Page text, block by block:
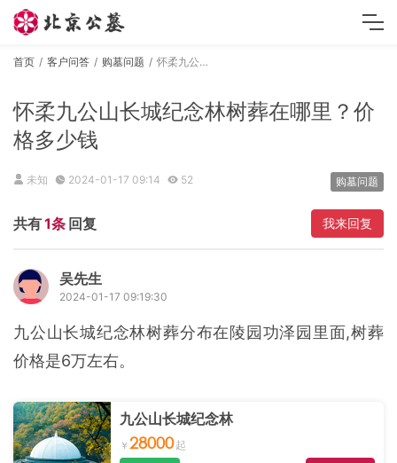
首页 客户问答 购墓问题 怀柔九公山长城纪念林树葬在哪里？价格多少钱
怀柔九公山长城纪念林树葬在哪里？价
格多少钱
未知 2024-01-17 09:14 52 购墓问题
共有1条 回复 我来回复
吴先生
2024-01-17 09:19:30
九公山长城纪念林树葬分布在陵园功泽园里面,树葬
价格是6万左右。
九公山长城纪念林
28000